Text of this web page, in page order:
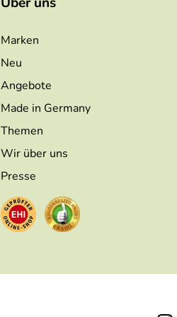
Marken
Neu
Angebote
Made in Germany
Themen
Wir über uns
Presse